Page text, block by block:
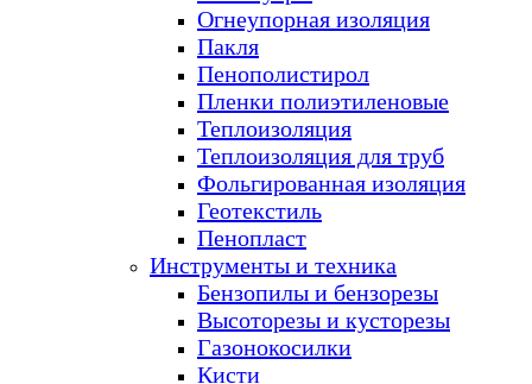
Огнеупорная изоляция
Пакля
Пенополистирол
Пленки полиэтиленовые
Теплоизоляция
Теплоизоляция для труб
Фольгированная изоляция
Геотекстиль
Пенопласт
Инструменты и техника
Бензопилы и бензорезы
Высоторезы и кусторезы
Газонокосилки
Кисти